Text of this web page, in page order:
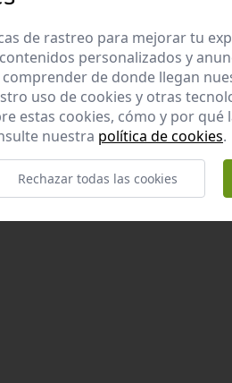
de rastreo para mejorar tu
personalizados y
de donde llegan
uso de cookies y otras
estas cookies, cómo y por qué
nuestra política de cookies.
Rechazar todas las cookies